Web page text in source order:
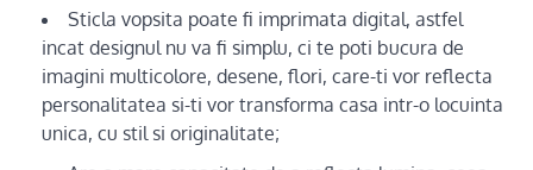
Sticla vopsita poate fi imprimata digital, astfel
incat designul nu va fi simplu, ci te poti bucura de
imagini multicolore, desene, flori, care-ti vor reflecta
personalitatea si-ti vor transforma casa intr-o locuinta
unica, cu stil si originalitate;